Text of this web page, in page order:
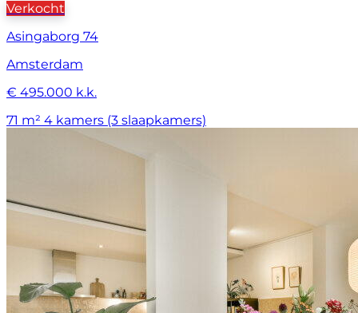
Verkocht
Asingaborg 74
Amsterdam
€ 495.000 k.k.
71 m² 4 kamers (3 slaapkamers)